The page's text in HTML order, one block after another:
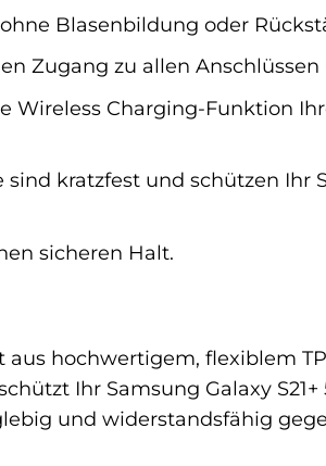
Blasenbildung oder
Zugang zu allen Anschlüssen
Charging-Funktion
kratzfest und schützen Ihr
sicheren Halt.
aus hochwertigem, flexiblem
Ihr Samsung Galaxy S21+
und widerstandsfähig